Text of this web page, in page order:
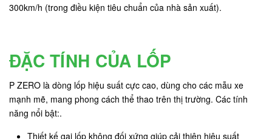
300km/h (trong điều kiện tiêu chuẩn của nhà sản xuất).
ĐẶC TÍNH CỦA LỐP
P ZERO là dòng lốp hiệu suất cực cao, dùng cho các mẫu xe
mạnh mẽ, mang phong cách thể thao trên thị trường. Các tính
năng nổi bật:.
Thiết kế gai lốp không đối xứng giúp cải thiện hiệu suất